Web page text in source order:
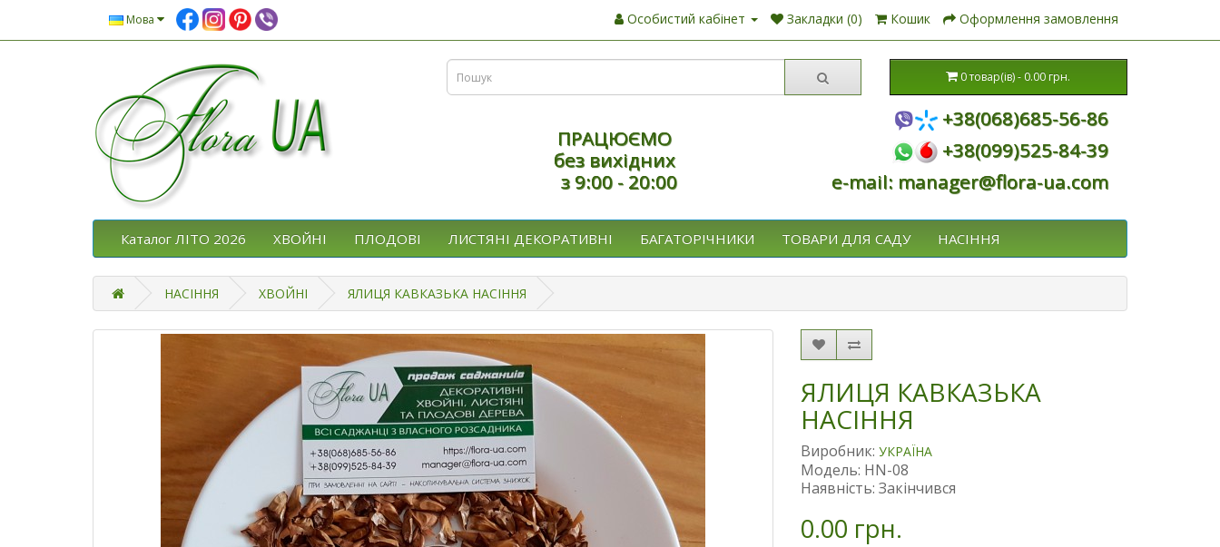
Мова Особистий кабінет Закладки (0) Кошик Оформлення замовлення
0 товар(ів) - 0.00 грн.
ПРАЦЮЄМО
без вихідних
з 9:00 - 20:00
+38(068)685-56-86
+38(099)525-84-39
e-mail: manager@flora-ua.com
Каталог ЛІТО 2026 ХВОЙНІ ПЛОДОВІ ЛИСТЯНІ ДЕКОРАТИВНІ БАГАТОРІЧНИКИ ТОВАРИ ДЛЯ САДУ НАСІННЯ
НАСІННЯ ХВОЙНІ ЯЛИЦЯ КАВКАЗЬКА НАСІННЯ
ЯЛИЦЯ КАВКАЗЬКА
НАСІННЯ
Виробник: УКРАЇНА
Модель: HN-08
Наявність: Закінчився
0.00 грн.